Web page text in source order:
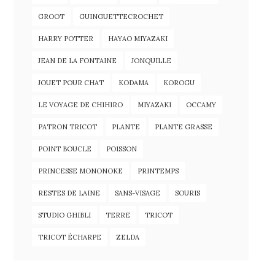
GROOT GUINGUETTECROCHET
HARRY POTTER HAYAO MIYAZAKI
JEAN DE LA FONTAINE JONQUILLE
JOUET POUR CHAT KODAMA KOROGU
LE VOYAGE DE CHIHIRO MIYAZAKI OCCAMY
PATRON TRICOT PLANTE PLANTE GRASSE
POINT BOUCLE POISSON
PRINCESSE MONONOKE PRINTEMPS
RESTES DE LAINE SANS-VISAGE SOURIS
STUDIO GHIBLI TERRE TRICOT
TRICOT ÉCHARPE ZELDA